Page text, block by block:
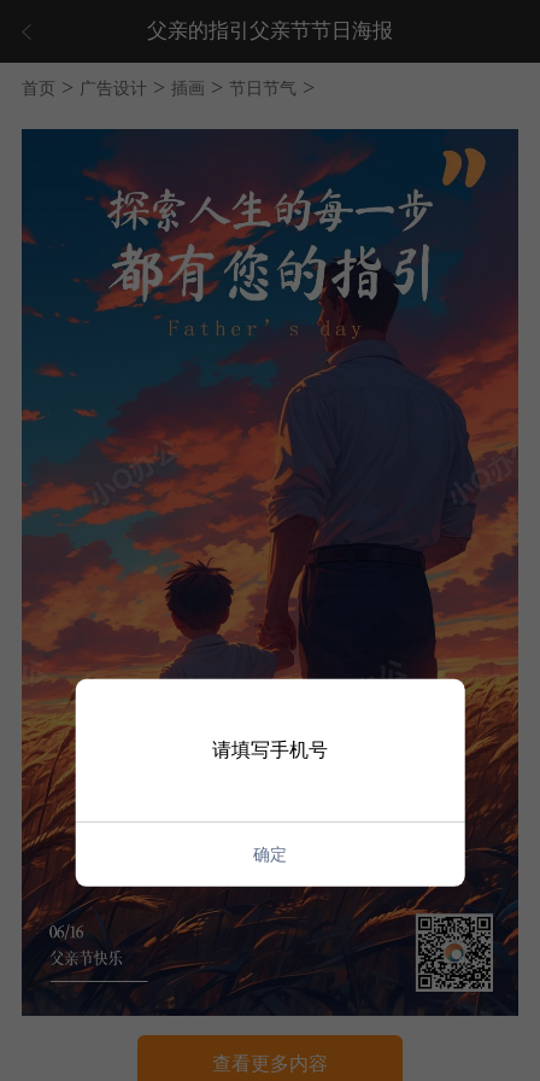
父亲的指引父亲节节日海报
首页 > 广告设计> 插画 > 节日节气 >
查看更多内容
请填写手机号
确定